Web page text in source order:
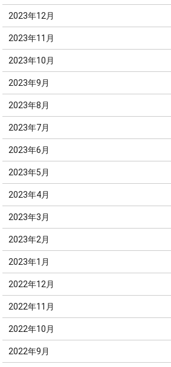
2023年12月
2023年11月
2023年10月
2023年9月
2023年8月
2023年7月
2023年6月
2023年5月
2023年4月
2023年3月
2023年2月
2023年1月
2022年12月
2022年11月
2022年10月
2022年9月